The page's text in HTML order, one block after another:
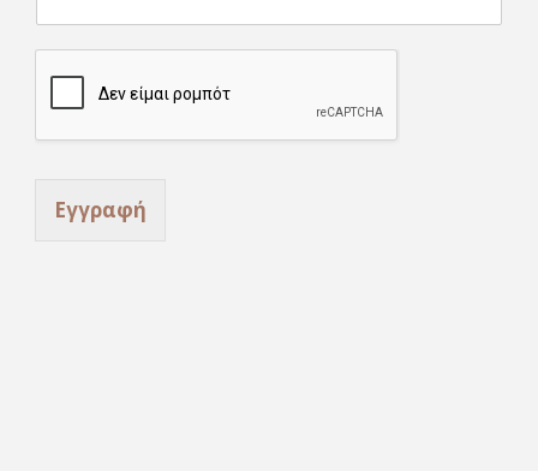
i
l
Εγγραφή